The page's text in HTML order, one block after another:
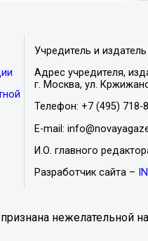
Учредитель и
Адрес учредителя,
г. Москва, ул.
Телефон: +7 (495) 718-
E-mail:
И.О. главного
Разработчик сайта –
нежелательной